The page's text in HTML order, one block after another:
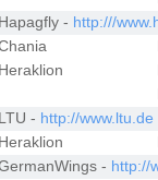
Hapagfly - http:///
Heraklion
LTU - http://www.ltu.de
Heraklion
- http://